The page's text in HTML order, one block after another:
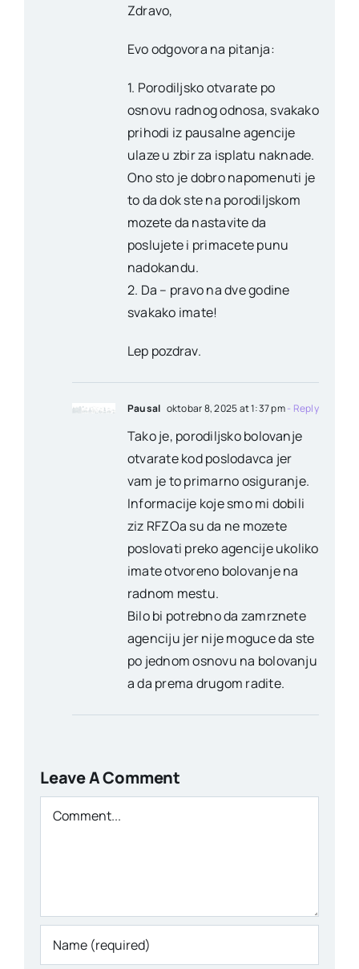
Zdravo,
Evo odgovora na pitanja:
1. Porodiljsko otvarate po
osnovu radnog odnosa, svakako
prihodi iz pausalne agencije
ulaze u zbir za isplatu naknade.
Ono sto je dobro napomenuti je
to da dok ste na porodiljskom
mozete da nastavite da
poslujete i primacete punu
nadokandu.
2. Da – pravo na dve godine
svakako imate!
Lep pozdrav.
Pausal oktobar 8, 2025 at 1:37 pm- Reply
Tako je, porodiljsko bolovanje
otvarate kod poslodavca jer
vam je to primarno osiguranje.
Informacije koje smo mi dobili
ziz RFZOa su da ne mozete
poslovati preko agencije ukoliko
imate otvoreno bolovanje na
radnom mestu.
Bilo bi potrebno da zamrznete
agenciju jer nije moguce da ste
po jednom osnovu na bolovanju
a da prema drugom radite.
Leave A Comment
Comment